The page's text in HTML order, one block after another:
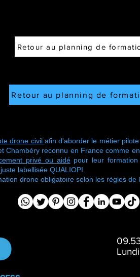
Retour au planning de
Retour au planning de
drone civil afin d'aborder le métier
Chambéry reconnu en France comme
privé ou aidépour leur formation
labellisée QUALIOPI.
drone obligatoire selon les règles de